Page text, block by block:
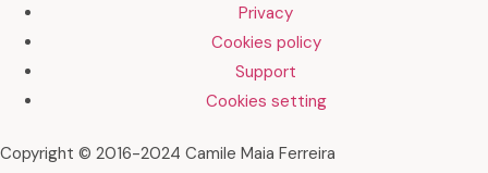
Privacy
Cookies policy
Support
Cookies setting
Copyright © 2016-2024 Camile Maia Ferreira